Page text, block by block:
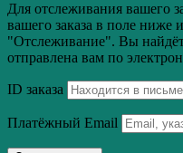
Для отслеживания вашего
вашего заказа в поле ниже
"Отслеживание". Вы
отправлена вам по
ID заказа
Платёжный Email